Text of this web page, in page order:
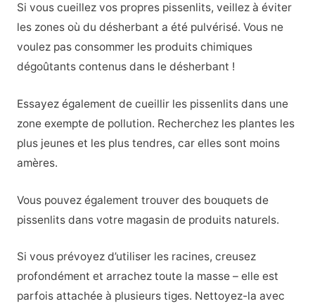
Si vous cueillez vos propres pissenlits, veillez à éviter
les zones où du désherbant a été pulvérisé. Vous ne
voulez pas consommer les produits chimiques
dégoûtants contenus dans le désherbant !
Essayez également de cueillir les pissenlits dans une
zone exempte de pollution. Recherchez les plantes les
plus jeunes et les plus tendres, car elles sont moins
amères.
Vous pouvez également trouver des bouquets de
pissenlits dans votre magasin de produits naturels.
Si vous prévoyez d’utiliser les racines, creusez
profondément et arrachez toute la masse – elle est
parfois attachée à plusieurs tiges. Nettoyez-la avec